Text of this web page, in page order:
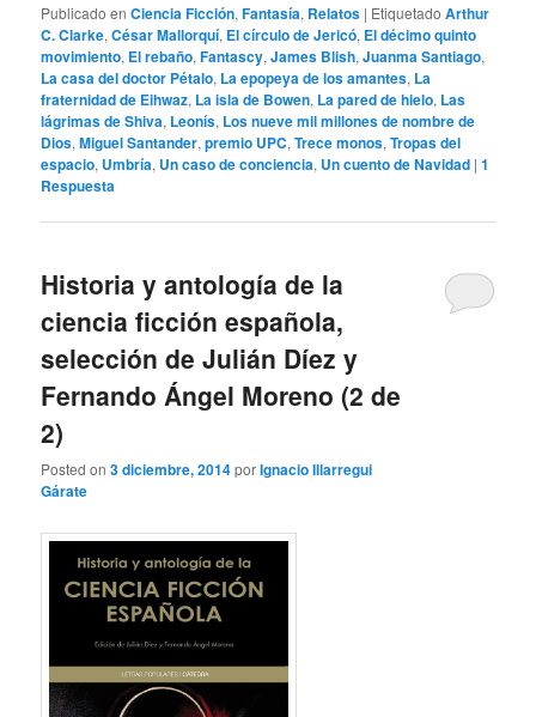
Publicado en Ciencia Ficción,Fantasía, Relatos | Etiquetado Arthur
C. Clarke,César Mallorquí, El círculo de Jericó, El décimo quinto
movimiento, El rebaño,Fantascy,James Blish,Juanma Santiago,
La casa del doctor Pétalo, La epopeya de los amantes, La
fraternidad de Eihwaz, La isla de Bowen, La pared de hielo, Las
lágrimas de Shiva, Leonís, Los nueve mil millones de nombre de
Dios,Miguel Santander,premio UPC,Trece monos,Tropas del
espacio, Umbría, Un caso de conciencia, Un cuento de Navidad |1
Respuesta
Historia y antología de la
ciencia ficción española,
selección de Julián Díez y
Fernando Ángel Moreno (2 de
2)
Posted on3 diciembre, 2014porIgnacio Illarregui
Gárate